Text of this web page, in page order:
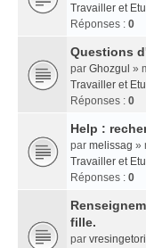
Travailler et
Réponses : 0
Questions
par Ghozgul »
Travailler et
Réponses : 0
Help :
par melissag »
Travailler et
Réponses : 0
fille.
par